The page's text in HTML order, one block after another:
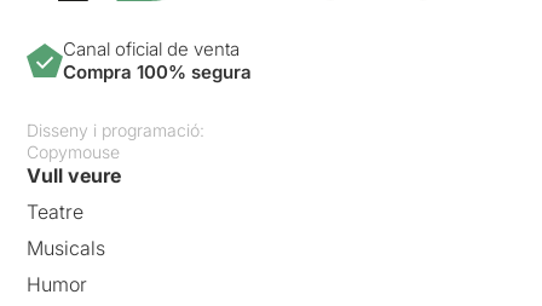
Canal oficial de venta
Compra 100% segura
Disseny i programació:
Copymouse
Vull veure
Teatre
Musicals
Humor